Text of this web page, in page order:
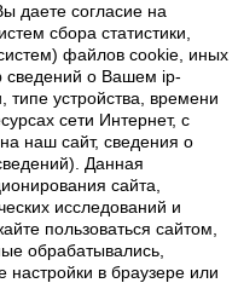
даете согласие на
сбора статистики,
файлов cookie, иных
сведений о Вашем ip-
устройства, времени
сети Интернет, с
наш сайт, сведения о
Данная
сайта,
исследований и
пользоваться сайтом,
обрабатывались,
настройки в браузере или